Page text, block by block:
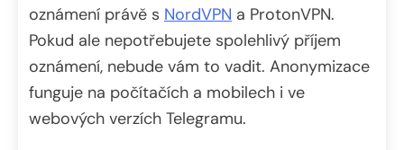
oznámení právě s NordVPN a ProtonVPN.
Pokud ale nepotřebujete spolehlivý příjem
oznámení, nebude vám to vadit. Anonymizace
funguje na počítačích a mobilech i ve
webových verzích Telegramu.